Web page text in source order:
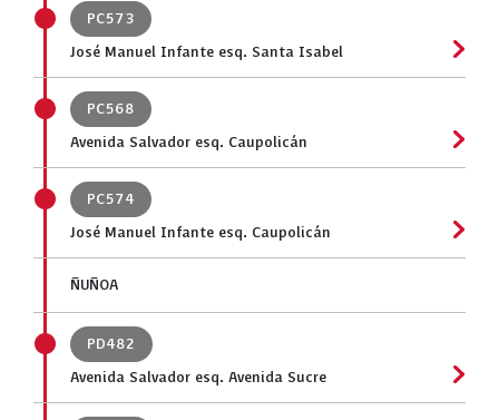
PC573
José Manuel Infante esq. Santa Isabel
PC568
Avenida Salvador esq. Caupolicán
PC574
José Manuel Infante esq. Caupolicán
ÑUÑOA
PD482
Avenida Salvador esq. Avenida Sucre